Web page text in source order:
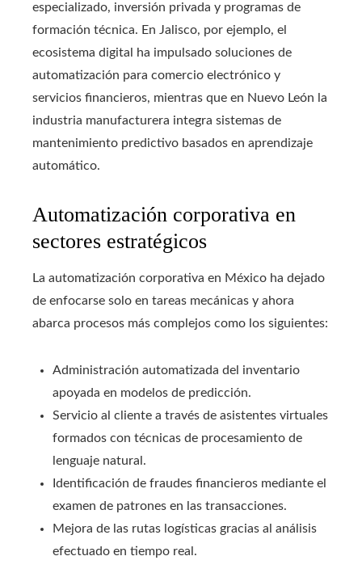
especializado, inversión privada y programas de
formación técnica. En Jalisco, por ejemplo, el
ecosistema digital ha impulsado soluciones de
automatización para comercio electrónico y
servicios financieros, mientras que en Nuevo León la
industria manufacturera integra sistemas de
mantenimiento predictivo basados en aprendizaje
automático.
Automatización corporativa en
sectores estratégicos
La automatización corporativa en México ha dejado
de enfocarse solo en tareas mecánicas y ahora
abarca procesos más complejos como los siguientes:
Administración automatizada del inventario
apoyada en modelos de predicción.
Servicio al cliente a través de asistentes virtuales
formados con técnicas de procesamiento de
lenguaje natural.
Identificación de fraudes financieros mediante el
examen de patrones en las transacciones.
Mejora de las rutas logísticas gracias al análisis
efectuado en tiempo real.